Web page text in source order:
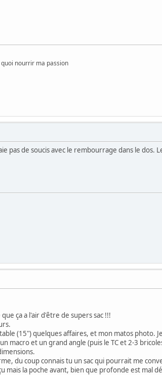
nourrir ma passion
pas de soucis avec le rembourrage dans le dos.
ça a l'air d'être de supers sac !!!
(15") quelques affaires, et mon matos photo.
macro et un grand angle (puis le TC et 2-3
du coup connais tu un sac qui pourrait me
mais la poche avant, bien que profonde est mal